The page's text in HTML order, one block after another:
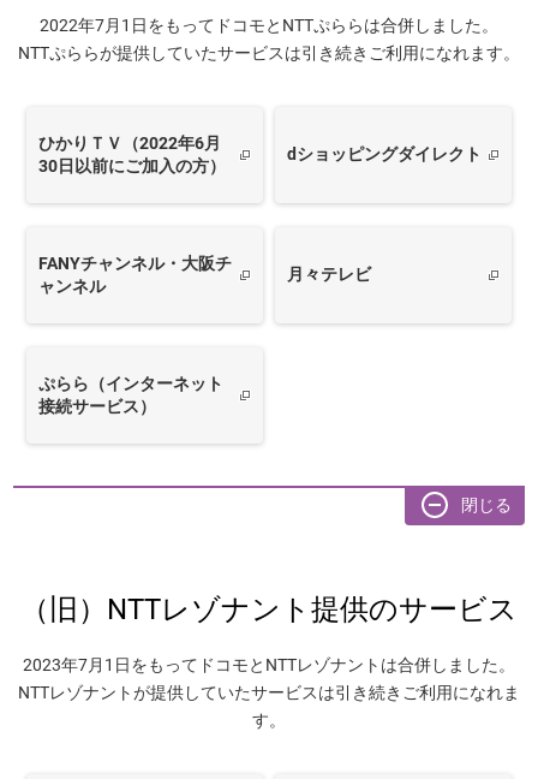
2022年7月1日をもってドコモとNTTぷららは合併しました。
NTTぷららが提供していたサービスは引き続きご利用になれます。
ひかりＴＶ（2022年6月
30日以前にご加入の方）
dショッピングダイレクト
FANYチャンネル・大阪チ
ャンネル
月々テレビ
ぷらら（インターネット
接続サービス）
（旧）NTTレゾナント提供のサービス
2023年7月1日をもってドコモとNTTレゾナントは合併しました。
NTTレゾナントが提供していたサービスは引き続きご利用になれま
す。